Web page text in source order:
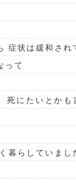
症状は緩和され
って
にたいとかも
暮らしていまし